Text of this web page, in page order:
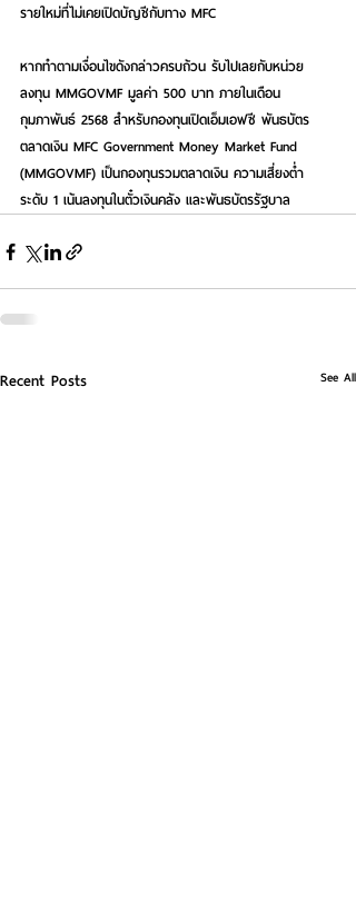
รายใหม่ที่ไม่เคยเปิดบัญชีกับทาง MFC
หากทำตามเงื่อนไขดังกล่าวครบถ้วน รับไปเลยกับหน่วย
ลงทุน MMGOVMF มูลค่า 500 บาท ภายในเดือน
กุมภาพันธ์ 2568 สำหรับกองทุนเปิดเอ็มเอฟซี พันธบัตร
ตลาดเงิน MFC Government Money Market Fund
(MMGOVMF) เป็นกองทุนรวมตลาดเงิน ความเสี่ยงต่ำ
ระดับ 1 เน้นลงทุนในตั๋วเงินคลัง และพันธบัตรรัฐบาล
Recent Posts See All